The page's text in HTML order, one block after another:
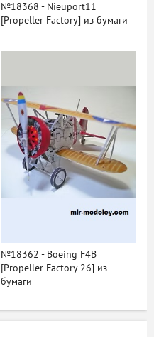
№18368 - Nieuport11
[Propeller Factory] из бумаги
№18362 - Boeing F4B
[Propeller Factory 26] из
бумаги